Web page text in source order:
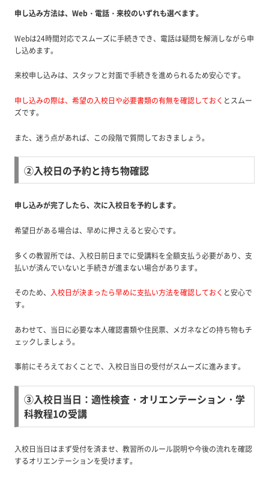
申し込み方法は、Web・電話・来校のいずれも選べます。
Webは24時間対応でスムーズに手続きでき、電話は疑問を解消しながら申
し込めます。
来校申し込みは、スタッフと対面で手続きを進められるため安心です。
申し込みの際は、希望の入校日や必要書類の有無を確認しておく とスムー
ズです。
また、迷う点があれば、この段階で質問しておきましょう。
②入校日の予約と持ち物確認
申し込みが完了したら、次に入校日を予約します。
希望日がある場合は、早めに押さえると安心です。
多くの教習所では、入校日前日までに受講料を全額支払う必要があり、支
払いが済んでいないと手続きが進まない場合があります。
そのため、 入校日が決まったら早めに支払い方法を確認しておく と安心で
す。
あわせて、当日に必要な本人確認書類や住民票、メガネなどの持ち物もチ
ェックしましょう。
事前にそろえておくことで、入校日当日の受付がスムーズに進みます。
③入校日当日：適性検査・オリエンテーション・学
科教程1の受講
入校日当日はまず受付を済ませ、教習所のルール説明や今後の流れを確認
するオリエンテーションを受けます。